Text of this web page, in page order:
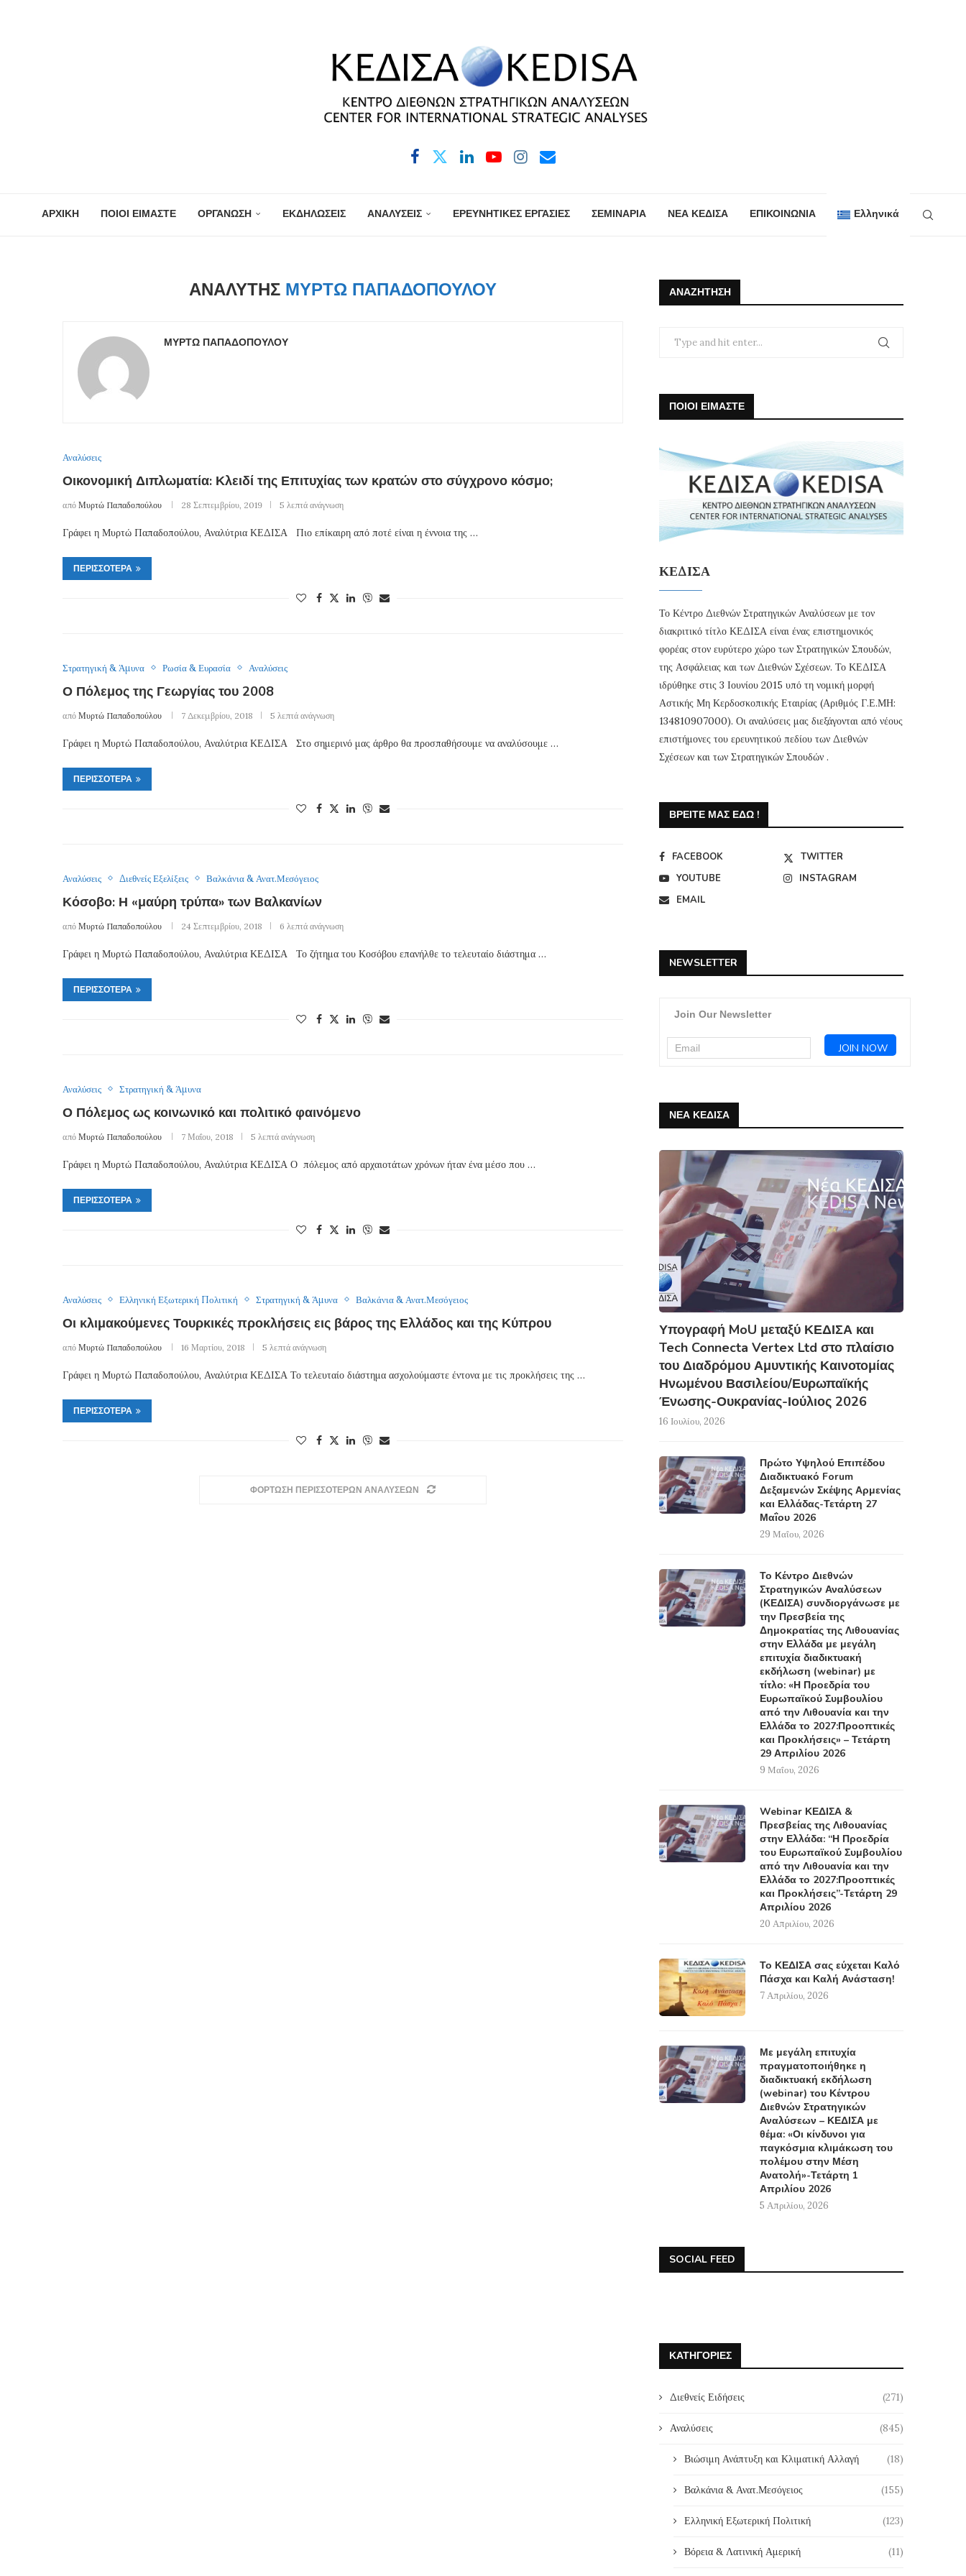
ΑΡΧΙΚΗ ΠΟΙΟΙ ΕΙΜΑΣΤΕ ΟΡΓΑΝΩΣΗ ΕΚΔΗΛΩΣΕΙΣ ΑΝΑΛΥΣΕΙΣ ΕΡΕΥΝΗΤΙΚΕΣ ΕΡΓΑΣΙΕΣ ΣΕΜΙΝΑΡΙΑ ΝΕΑ ΚΕΔΙΣΑ ΕΠΙΚΟΙΝΩΝΙΑ Ελληνικά
ΑΝΑΛΥΤΉΣ ΜΥΡΤΏ ΠΑΠΑΔΟΠΟΎΛΟΥ
ΜΥΡΤΏ ΠΑΠΑΔΟΠΟΎΛΟΥ
Αναλύσεις
Οικονομική Διπλωματία: Κλειδί της Επιτυχίας των κρατών στο σύγχρονο κόσμο;
από Μυρτώ Παπαδοπούλου 28 Σεπτεμβρίου, 2019 5 λεπτά ανάγνωση
Γράφει η Μυρτώ Παπαδοπούλου, Αναλύτρια ΚΕΔΙΣΑ Πιο επίκαιρη από ποτέ είναι η έννοια της …
ΠΕΡΙΣΣΌΤΕΡΑ
Στρατηγική & Άμυνα Ρωσία & Ευρασία Αναλύσεις
Ο Πόλεμος της Γεωργίας του 2008
από Μυρτώ Παπαδοπούλου 7 Δεκεμβρίου, 2018 5 λεπτά ανάγνωση
Γράφει η Μυρτώ Παπαδοπούλου, Αναλύτρια ΚΕΔΙΣΑ Στο σημερινό μας άρθρο θα προσπαθήσουμε να αναλύσουμε …
ΠΕΡΙΣΣΌΤΕΡΑ
Αναλύσεις Διεθνείς Εξελίξεις Βαλκάνια & Ανατ.Μεσόγειος
Κόσοβο: Η «μαύρη τρύπα» των Βαλκανίων
από Μυρτώ Παπαδοπούλου 24 Σεπτεμβρίου, 2018 6 λεπτά ανάγνωση
Γράφει η Μυρτώ Παπαδοπούλου, Αναλύτρια ΚΕΔΙΣΑ Το ζήτημα του Κοσόβου επανήλθε το τελευταίο διάστημα …
ΠΕΡΙΣΣΌΤΕΡΑ
Αναλύσεις Στρατηγική & Άμυνα
Ο Πόλεμος ως κοινωνικό και πολιτικό φαινόμενο
από Μυρτώ Παπαδοπούλου 7 Μαΐου, 2018 5 λεπτά ανάγνωση
Γράφει η Μυρτώ Παπαδοπούλου, Αναλύτρια ΚΕΔΙΣΑ Ο πόλεμος από αρχαιοτάτων χρόνων ήταν ένα μέσο που …
ΠΕΡΙΣΣΌΤΕΡΑ
Αναλύσεις Ελληνική Εξωτερική Πολιτική Στρατηγική & Άμυνα Βαλκάνια & Ανατ.Μεσόγειος
Οι κλιμακούμενες Τουρκικές προκλήσεις εις βάρος της Ελλάδος και της Κύπρου
από Μυρτώ Παπαδοπούλου 16 Μαρτίου, 2018 5 λεπτά ανάγνωση
Γράφει η Μυρτώ Παπαδοπούλου, Αναλύτρια ΚΕΔΙΣΑ Το τελευταίο διάστημα ασχολούμαστε έντονα με τις προκλήσεις της …
ΠΕΡΙΣΣΌΤΕΡΑ
ΦΟΡΤΩΣΗ ΠΕΡΙΣΣΟΤΕΡΩΝ ΑΝΑΛΥΣΕΩΝ
ΑΝΑΖΉΤΗΣΗ
ΠΟΙΟΙ ΕΙΜΑΣΤΕ
ΚΕΔΙΣΑ
Το Κέντρο Διεθνών Στρατηγικών Αναλύσεων με τον
διακριτικό τίτλο ΚΕΔΙΣΑ είναι ένας επιστημονικός
φορέας στον ευρύτερο χώρο των Στρατηγικών Σπουδών,
της Ασφάλειας και των Διεθνών Σχέσεων. Το ΚΕΔΙΣΑ
ιδρύθηκε στις 3 Ιουνίου 2015 υπό τη νομική μορφή
Αστικής Μη Κερδοσκοπικής Εταιρίας (Αριθμός Γ.Ε.ΜΗ:
134810907000). Οι αναλύσεις μας διεξάγονται από νέους
επιστήμονες του ερευνητικού πεδίου των Διεθνών
Σχέσεων και των Στρατηγικών Σπουδών .
ΒΡΕΊΤΕ ΜΑΣ ΕΔΏ !
FACEBOOK
TWITTER
YOUTUBE
INSTAGRAM
EMAIL
NEWSLETTER
Join Our Newsletter
ΝΕΑ ΚΕΔΙΣΑ
Υπογραφή MoU μεταξύ ΚΕΔΙΣΑ και
Tech Connecta Vertex Ltd στο πλαίσιο
του Διαδρόμου Αμυντικής Καινοτομίας
Ηνωμένου Βασιλείου/Ευρωπαϊκής
Ένωσης-Ουκρανίας-Ιούλιος 2026
16 Ιουλίου, 2026
Πρώτο Υψηλού Επιπέδου
Διαδικτυακό Forum
Δεξαμενών Σκέψης Αρμενίας
και Ελλάδας-Τετάρτη 27
Μαΐου 2026
29 Μαΐου, 2026
Το Κέντρο Διεθνών
Στρατηγικών Αναλύσεων
(ΚΕΔΙΣΑ) συνδιοργάνωσε με
την Πρεσβεία της
Δημοκρατίας της Λιθουανίας
στην Ελλάδα με μεγάλη
επιτυχία διαδικτυακή
εκδήλωση (webinar) με
τίτλο: «Η Προεδρία του
Ευρωπαϊκού Συμβουλίου
από την Λιθουανία και την
Ελλάδα το 2027:Προοπτικές
και Προκλήσεις» – Τετάρτη
29 Απριλίου 2026
9 Μαΐου, 2026
Webinar ΚΕΔΙΣΑ &
Πρεσβείας της Λιθουανίας
στην Ελλάδα: “Η Προεδρία
του Ευρωπαϊκού Συμβουλίου
από την Λιθουανία και την
Ελλάδα το 2027:Προοπτικές
και Προκλήσεις”-Τετάρτη 29
Απριλίου 2026
20 Απριλίου, 2026
Το ΚΕΔΙΣΑ σας εύχεται Καλό
Πάσχα και Καλή Ανάσταση!
7 Απριλίου, 2026
Με μεγάλη επιτυχία
πραγματοποιήθηκε η
διαδικτυακή εκδήλωση
(webinar) του Κέντρου
Διεθνών Στρατηγικών
Αναλύσεων – ΚΕΔΙΣΑ με
θέμα: «Οι κίνδυνοι για
παγκόσμια κλιμάκωση του
πολέμου στην Μέση
Ανατολή»-Τετάρτη 1
Απριλίου 2026
5 Απριλίου, 2026
SOCIAL FEED
ΚΑΤΗΓΟΡΊΕΣ
Διεθνείς Ειδήσεις (271)
Αναλύσεις (845)
Βιώσιμη Ανάπτυξη και Κλιματική Αλλαγή (18)
Βαλκάνια & Ανατ.Μεσόγειος (155)
Ελληνική Εξωτερική Πολιτική (123)
Βόρεια & Λατινική Αμερική (11)